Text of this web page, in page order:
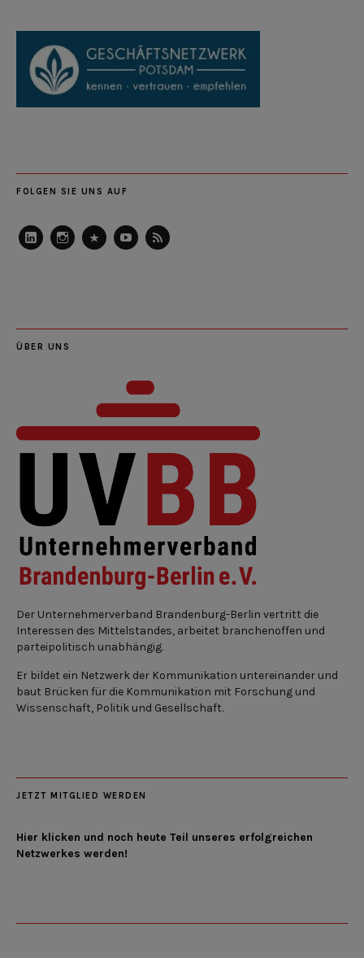
FOLGEN SIE UNS AUF
ÜBER UNS
Der Unternehmerverband Brandenburg-Berlin vertritt die
Interessen des Mittelstandes, arbeitet branchenoffen und
parteipolitisch unabhängig.
Er bildet ein Netzwerk der Kommunikation untereinander und
baut Brücken für die Kommunikation mit Forschung und
Wissenschaft, Politik und Gesellschaft.
JETZT MITGLIED WERDEN
Hier klicken und noch heute Teil unseres erfolgreichen
Netzwerkes werden!